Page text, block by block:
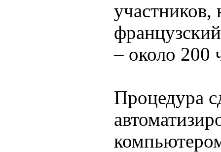
участников,
– около 200
Процедура